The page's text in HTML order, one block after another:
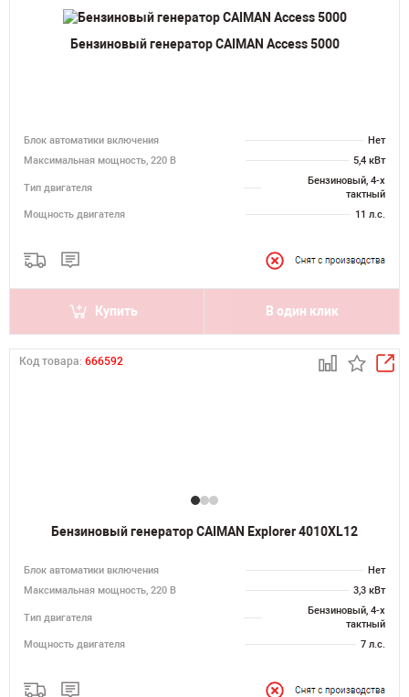
Бензиновый генератор CAIMAN Access 5000
Блок автоматики включения
Нет
Максимальная мощность, 220 В
5,4 кВт
Тип двигателя
Бензиновый, 4-х
тактный
Мощность двигателя
11 л.с.
Купить В один клик
Код товара: 666592
Бензиновый генератор CAIMAN Explorer 4010XL12
Блок автоматики включения
Нет
Максимальная мощность, 220 В
3,3 кВт
Тип двигателя
Бензиновый, 4-х
тактный
Мощность двигателя
7 л.с.